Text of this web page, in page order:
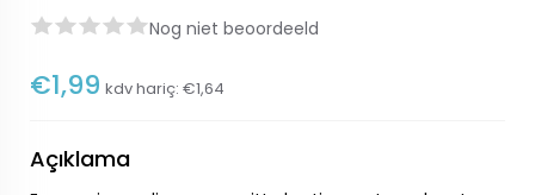
Nog niet beoordeeld
€1,99 kdv hariç: €1,64
Açıklama